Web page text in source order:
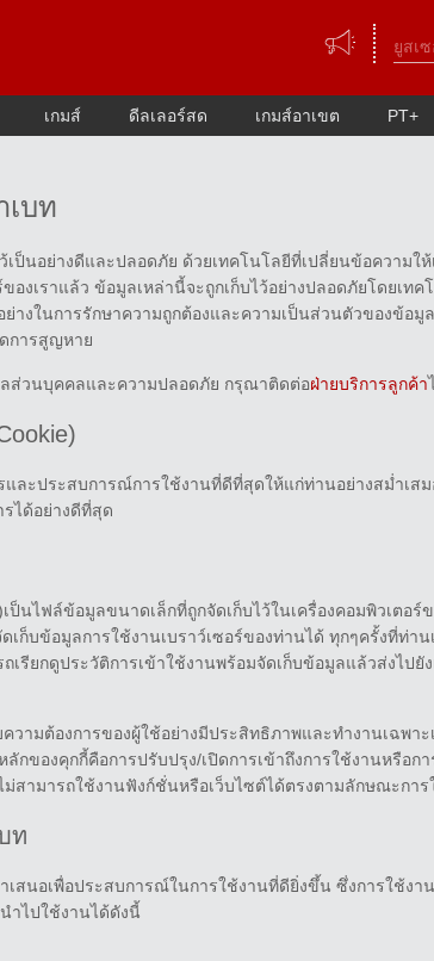
เกมส์ ดีลเลอร์สด เกมส์อาเขต PT+
บท
ป็นอย่างดีและปลอดภัย ด้วยเทคโนโลยีที่เปลี่ยนข้อความใ
องเราแล้ว ข้อมูลเหล่านี้จะถูกเก็บไว้อย่างปลอดภัยโดยเท
ย่างในการรักษาความถูกต้องและความเป็นส่วนตัวของข้อมู
การสูญหาย
ส่วนบุคคลและความปลอดภัย กรุณาติดต่อฝ่ายบริการลูกค้า
ละประสบการณ์การใช้งานที่ดีที่สุดให้แก่ท่านอย่างสม่ำเส
ได้อย่างดีที่สุด
ป็นไฟล์ข้อมูลขนาดเล็กที่ถูกจัดเก็บไว้ในเครื่องคอมพิวเตอร์
เก็บข้อมูลการใช้งานเบราว์เซอร์ของท่านได้ ทุกๆครั้งที่ท่า
เรียกดูประวัติการเข้าใช้งานพร้อมจัดเก็บข้อมูลแล้วส่งไปยั
ามต้องการของผู้ใช้อย่างมีประสิทธิภาพและทำงานเฉพาะ
กของคุกกี้คือการปรับปรุง/เปิดการเข้าถึงการใช้งานหรือก
ม่สามารถใช้งานฟังก์ชั่นหรือเว็บไซต์ได้ตรงตามลักษณะการ
ท
เสนอเพื่อประสบการณ์ในการใช้งานที่ดียิ่งขึ้น ซึ่งการใช้งา
ำไปใช้งานได้ดังนี้